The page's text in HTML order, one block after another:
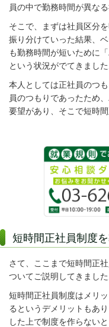
員の中で勤務時間が異な
そこで、まずは社員区分
振り分けていった結果、
も勤務時間が短いために
という状況がでてきました
本人としては正社員のつ
員のつもりであったため
要望があり、そこで短時
短時間正社員制度
さて、ここまで短時間正
ついてご説明してきました
短時間正社員制度はメリ
るというデメリットもあ
した上で制度を作らない